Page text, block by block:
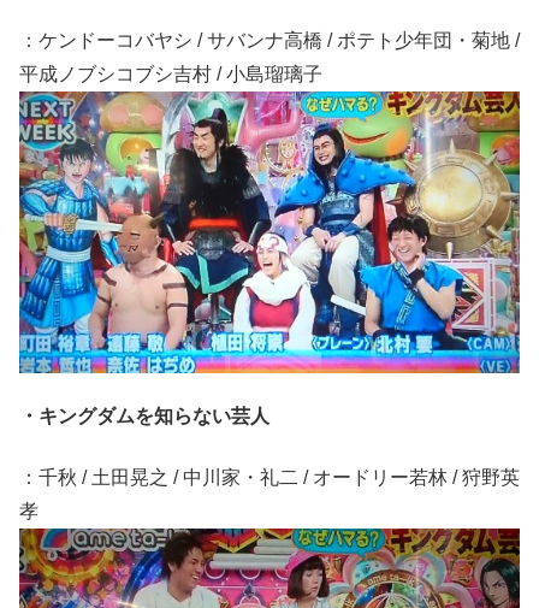
：ケンドーコバヤシ / サバンナ高橋 / ポテト少年団・菊地 /
平成ノブシコブシ吉村 / 小島瑠璃子
・キングダムを知らない芸人
：千秋 / 土田晃之 / 中川家・礼二 / オードリー若林 / 狩野英
孝